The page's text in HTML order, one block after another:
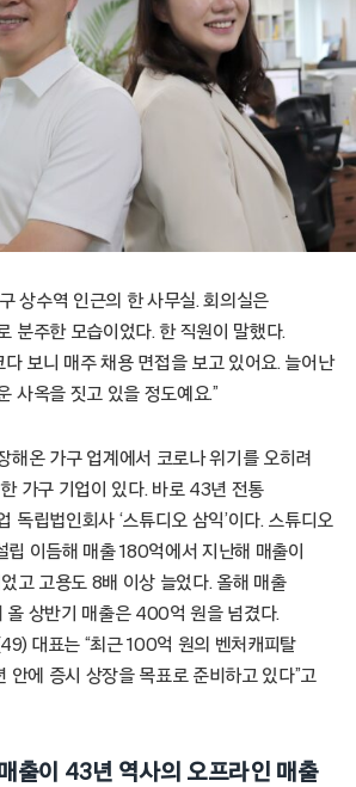
상수역 인근의 한 사무실. 회의실은
분주한 모습이었다. 한 직원이 말했다.
다 보니 매주 채용 면접을 보고 있어요. 늘어난
사옥을 짓고 있을 정도예요.”
해온 가구 업계에서 코로나 위기를 오히려
가구 기업이 있다. 바로 43년 전통
독립법인회사 ‘스튜디오 삼익’이다. 스튜디오
이듬해 매출 180억에서 지난해 매출이
고 고용도 8배 이상 늘었다. 올해 매출
올 상반기 매출은 400억 원을 넘겼다.
대표는 “최근 100억 원의 벤처캐피탈
안에 증시 상장을 목표로 준비하고 있다”고
출이 43년 역사의 오프라인 매출